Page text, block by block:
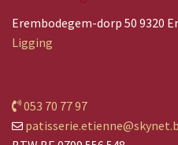
Erembodegem-dorp 50 9320
Ligging
053 70 77 97